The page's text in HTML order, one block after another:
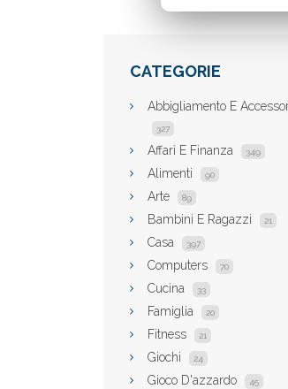
CATEGORIE
Abbigliamento E
327
Affari E Finanza 349
Alimenti 90
Arte 89
Bambini E Ragazzi 21
Casa 397
Computers 70
Cucina 33
Famiglia 20
Fitness 21
Giochi 24
Gioco D'azzardo 45